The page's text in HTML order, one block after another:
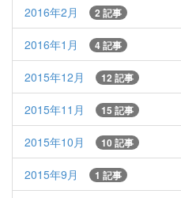
2016年2月 2 記事
2016年1月 4 記事
2015年12月 12 記事
2015年11月 15 記事
2015年10月 10 記事
2015年9月 1 記事